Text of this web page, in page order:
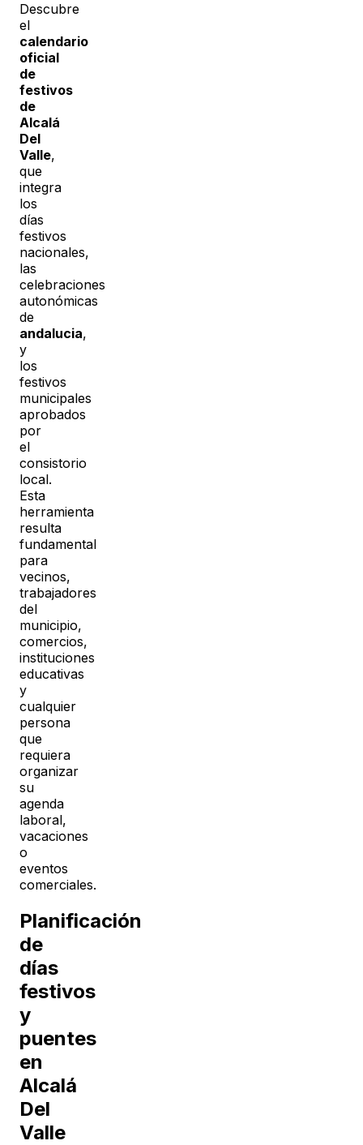
Descubre
el
calendario
oficial
de
festivos
de
Alcalá
Del
Valle,
que
integra
los
días
festivos
nacionales,
las
celebraciones
autonómicas
de
andalucia,
y
los
festivos
municipales
aprobados
por
el
consistorio
local.
Esta
herramienta
resulta
fundamental
para
vecinos,
trabajadores
del
municipio,
comercios,
instituciones
educativas
y
cualquier
persona
que
requiera
organizar
su
agenda
laboral,
vacaciones
o
eventos
comerciales.
Planificación
de
días
festivos
y
puentes
en
Alcalá
Del
Valle